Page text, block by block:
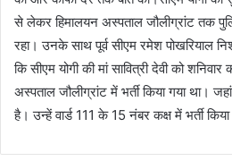
से लेकर हिमालयन अस्पताल जौलीग्रांट तक
रहा। उनके साथ पूर्व सीएम रमेश पोखरियाल
कि सीएम योगी की मां सावित्री देवी को
अस्पताल जौलीग्रांट में भर्ती किया गया था।
है। उन्हें वार्ड 111 के 15 नंबर कक्ष में भर्ती